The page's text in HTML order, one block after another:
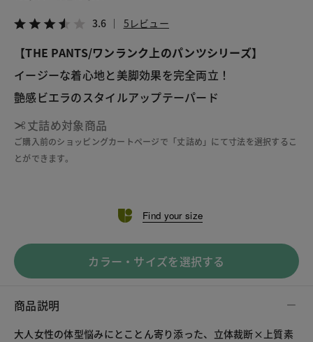
3.6 5レビュー
【THE PANTS/ワンランク上のパンツシリーズ】
イージーな着心地と美脚効果を完全両立！
艶感ビエラのスタイルアップテーパード
丈詰め対象商品
ご購入前のショッピングカートページで「丈詰め」にて寸法を選択するこ
とができます。
Find your size
カラー・サイズを選択する
商品説明
大人女性の体型悩みにとことん寄り添った、立体裁断×上質素
LINE X メール